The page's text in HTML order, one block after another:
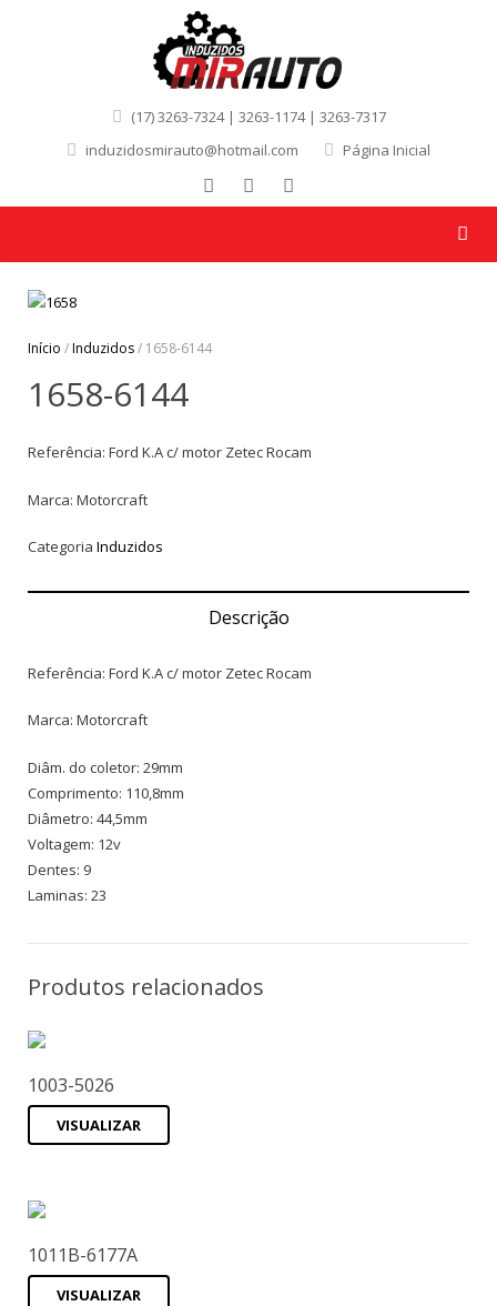
(17) 3263-7324 | 3263-1174 | 3263-7317
induzidosmirauto@hotmail.com
Página Inicial
Início /Induzidos/ 1658-6144
1658-6144
Referência: Ford K.A c/ motor Zetec Rocam
Marca: Motorcraft
Categoria Induzidos
Descrição
Referência: Ford K.A c/ motor Zetec Rocam
Marca: Motorcraft
Diâm. do coletor: 29mm
Comprimento: 110,8mm
Diâmetro: 44,5mm
Voltagem: 12v
Dentes: 9
Laminas: 23
Produtos relacionados
1003-5026
VISUALIZAR
1011B-6177A
VISUALIZAR